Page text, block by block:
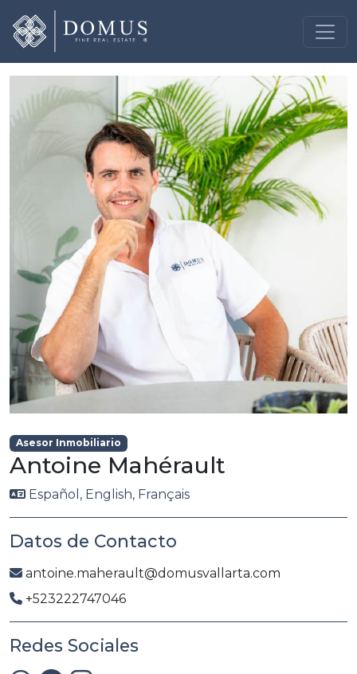
Asesor Inmobiliario
Antoine Mahérault
Español, English, Français
Datos de Contacto
antoine.maherault@domusvallarta.com
+523222747046
Redes Sociales